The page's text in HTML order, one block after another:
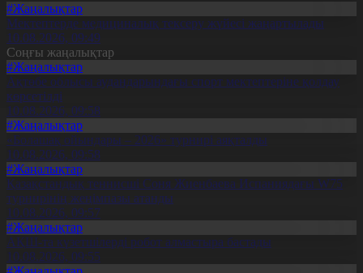
#Жаңалықтар
Мектептерде медициналық тексеру жүйесі жаңартылады
10.08.2026, 09:49
Соңғы жаңалықтар
#Жаңалықтар
Ақтөбе облысы аудандарындағы спорт мектептеріне қолдау
көрсетілді
10.08.2026, 09:58
#Жаңалықтар
«Болашақ ойындары – 2026» турнирі аяқталды
10.08.2026, 09:58
#Жаңалықтар
Қазақстандық теннисші Соня Жиенбаева Испаниядағы W75
турнирінің жеңімпазы атанды
10.08.2026, 09:57
#Жаңалықтар
АҚШ-та күзетшілерді робот алмастыра бастады
10.08.2026, 09:55